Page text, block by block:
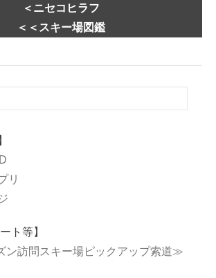
＜ニセコヒラフ
＜＜スキー場図鑑
リ
ト等】
ン訪問スキー場ピックアップ索道≫